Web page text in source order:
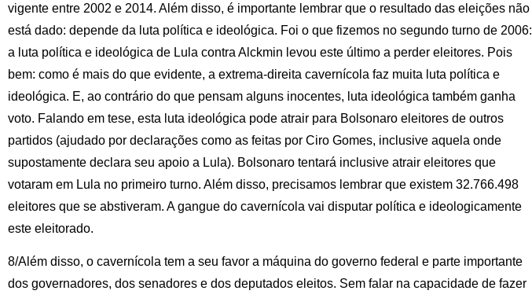
vigente entre 2002 e 2014. Além disso, é importante lembrar que o resultado das eleições não
está dado: depende da luta política e ideológica. Foi o que fizemos no segundo turno de 2006:
a luta política e ideológica de Lula contra Alckmin levou este último a perder eleitores. Pois
bem: como é mais do que evidente, a extrema-direita cavernícola faz muita luta política e
ideológica. E, ao contrário do que pensam alguns inocentes, luta ideológica também ganha
voto. Falando em tese, esta luta ideológica pode atrair para Bolsonaro eleitores de outros
partidos (ajudado por declarações como as feitas por Ciro Gomes, inclusive aquela onde
supostamente declara seu apoio a Lula). Bolsonaro tentará inclusive atrair eleitores que
votaram em Lula no primeiro turno. Além disso, precisamos lembrar que existem 32.766.498
eleitores que se abstiveram. A gangue do cavernícola vai disputar política e ideologicamente
este eleitorado.
8/Além disso, o cavernícola tem a seu favor a máquina do governo federal e parte importante
dos governadores, dos senadores e dos deputados eleitos. Sem falar na capacidade de fazer